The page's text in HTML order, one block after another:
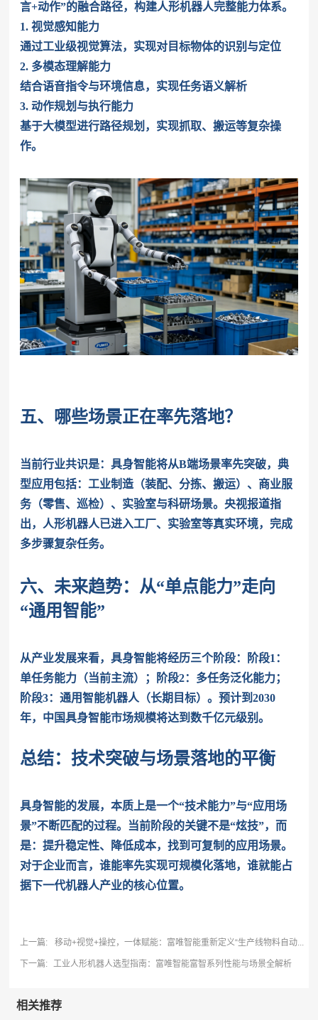
言+动作”的融合路径，构建人形机器人完整能力体系。
1. 视觉感知能力
通过工业级视觉算法，实现对目标物体的识别与定位
2. 多模态理解能力
结合语音指令与环境信息，实现任务语义解析
3. 动作规划与执行能力
基于大模型进行路径规划，实现抓取、搬运等复杂操
作。
五、哪些场景正在率先落地？
当前行业共识是：具身智能将从B端场景率先突破，典
型应用包括：工业制造（装配、分拣、搬运）、 商业服
务（零售、巡检）、 实验室与科研场景。央视报道指
出，人形机器人已进入工厂、实验室等真实环境，完成
多步骤复杂任务。
六、未来趋势：从“单点能力”走向
“通用智能”
从产业发展来看，具身智能将经历三个阶段：阶段1：
单任务能力（当前主流）；
阶段2：多任务泛化能力；
阶段3：通用智能机器人（长期目标）。预计到2030
年，中国具身智能市场规模将达到数千亿元级别。
总结：技术突破与场景落地的平衡
具身智能的发展，本质上是一个“技术能力”与“应用场
景”不断匹配的过程。当前阶段的关键不是“炫技”，而
是：提升稳定性、降低成本，找到可复制的应用场景。
对于企业而言，谁能率先实现可规模化落地，谁就能占
据下一代机器人产业的核心位置。
上一篇: 移动+视觉+操控，一体赋能：富唯智能重新定义“生产线物料自动...
下一篇: 工业人形机器人选型指南：富唯智能富智系列性能与场景全解析
相关推荐